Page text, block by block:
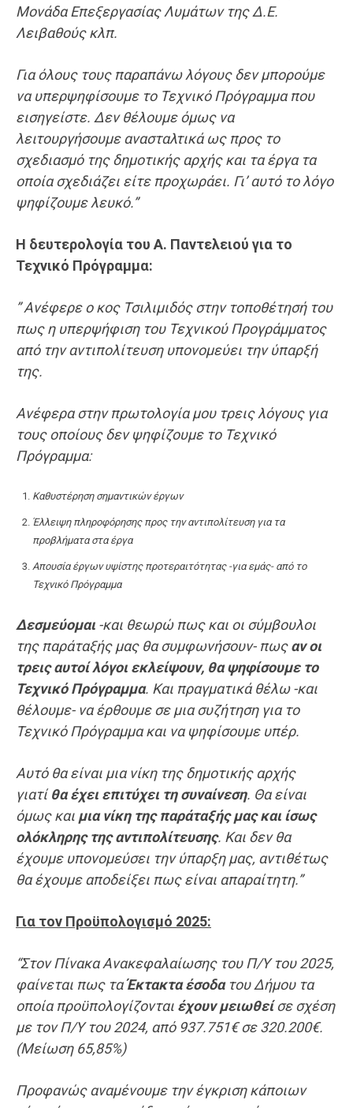
Μονάδα Επεξεργασίας Λυμάτων της Δ.Ε.
Λειβαθούς κλπ.
Για όλους τους παραπάνω λόγους δεν μπορούμε
να υπερψηφίσουμε το Τεχνικό Πρόγραμμαπου
εισηγείστε. Δεν θέλουμε όμως να
λειτουργήσουμε ανασταλτικά ως προς το
σχεδιασμό της δημοτικής αρχής και τα έργα τα
οποία σχεδιάζει είτε προχωράει. Γι’ αυτό το λόγο
ψηφίζουμε λευκό.”
H δευτερολογία του Α. Παντελειού για το
Τεχνικό Πρόγραμμα:
” Ανέφερε ο κος Τσιλιμιδός στην τοποθέτησή του
πως η υπερψήφιση του Τεχνικού Προγράμματος
από την αντιπολίτευση υπονομεύει την ύπαρξή
της.
Ανέφερα στην πρωτολογία μου τρεις λόγους για
τους οποίους δεν ψηφίζουμε το Τεχνικό
Πρόγραμμα:
Καθυστέρηση σημαντικών έργων
Έλλειψη πληροφόρησης προς την αντιπολίτευση για τα
προβλήματα στα έργα
Απουσία έργων υψίστης προτεραιτότητας -για εμάς- από το
Τεχνικό Πρόγραμμα
Δεσμεύομαι -και θεωρώ πως και οι σύμβουλοι
της παράταξής μας θα συμφωνήσουν- πωςαν οι
τρεις αυτοί λόγοι εκλείψουν, θα ψηφίσουμε το
Τεχνικό Πρόγραμμα. Και πραγματικά θέλω -και
θέλουμε- να έρθουμε σε μια συζήτηση για το
Τεχνικό Πρόγραμμα και να ψηφίσουμε υπέρ.
Αυτό θα είναι μια νίκη της δημοτικής αρχής
γιατίθα έχει επιτύχει τη συναίνεση. Θα είναι
όμως και μια νίκη της παράταξής μας και ίσως
ολόκληρης της αντιπολίτευσης. Και δεν θα
έχουμε υπονομεύσει την ύπαρξη μας, αντιθέτως
θα έχουμε αποδείξει πως είναι απαραίτητη.”
Για τον Προϋπολογισμό 2025:
“Στον Πίνακα Ανακεφαλαίωσης του Π/Υ του 2025,
φαίνεται πως ταΈκτακτα έσοδα του Δήμου τα
οποία προϋπολογίζονται έχουν μειωθείσε σχέση
με τον Π/Υ του 2024, από 937.751€ σε 320.200€.
(Μείωση 65,85%)
Προφανώς αναμένουμε την έγκριση κάποιων